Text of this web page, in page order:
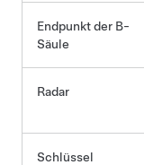
Endpunkt der B-
Säule
Radar
Schlüssel